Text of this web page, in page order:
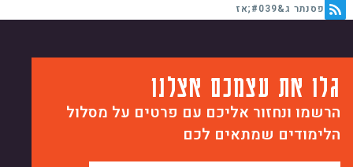
פסנתר ג&#039;אז
גלו את עצמכם אצלנו
הרשמו ונחזור אליכם עם פרטים על מסלול
הלימודים שמתאים לכם